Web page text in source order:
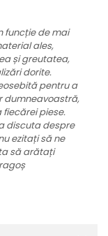
funcție de mai
ales,
și greutatea,
dorite.
pentru a
dumneavoastră,
piese.
discuta despre
ezitați să ne
să arătați